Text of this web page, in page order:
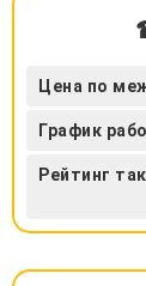
Цена по
График
Рейтинг